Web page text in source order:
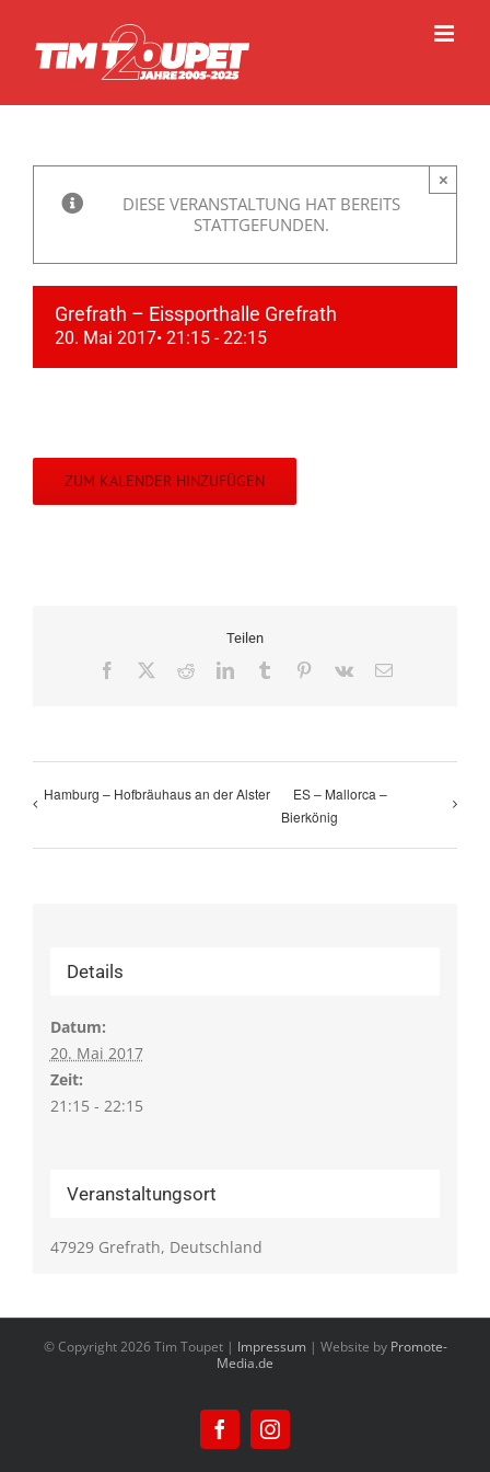
springen
DIESE VERANSTALTUNG HAT BEREITS
STATTGEFUNDEN.
×
Grefrath – Eissporthalle Grefrath
20. Mai 2017• 21:15 -22:15
ZUM KALENDER HINZUFÜGEN
Teilen
Facebook RedditLinkedInTumblr Pinterest
Vk
E-
Hamburg – Hofbräuhaus an der Alster
ES – Mallorca –
Bierkönig
Details
Datum:
20. Mai 2017
Zeit:
21:15 - 22:15
Veranstaltungsort
47929 Grefrath, Deutschland
© Copyright2026 Tim Toupet | Impressum | Website by Promote-
Media.de
FacebookInstagram